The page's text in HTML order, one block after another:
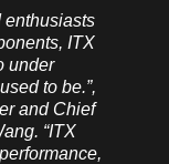
enthusiasts
ITX
under
to be.”,
and Chief
“ITX